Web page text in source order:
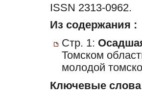
ISSN 2313-0962.
Из содержания :
Стр. 1:
Томском
молодой
Ключевые слова